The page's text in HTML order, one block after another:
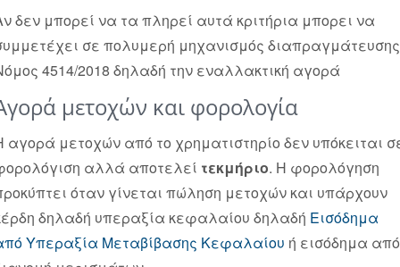
δεν μπορεί να τα πληρεί αυτά κριτήρια μπορει να
σε πολυμερή μηχανισμός διαπραγμάτευσης
4514/2018 δηλαδή την εναλλακτική αγορά
μετοχών και φορολογία
αγορά μετοχών από το χρηματιστηρίο δεν υπόκειται
αλλά αποτελεί τεκμήριο. Η φορολόγηση
όταν γίνεται πώληση μετοχών και υπάρχουν
δηλαδή υπεραξία κεφαλαίου δηλαδή Εισόδημα
Υπεραξία Μεταβίβασης Κεφαλαίου ή εισόδημα από